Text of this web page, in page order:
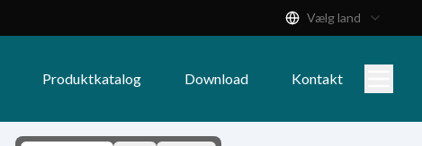
Vælg land
Produktkatalog Download Kontakt